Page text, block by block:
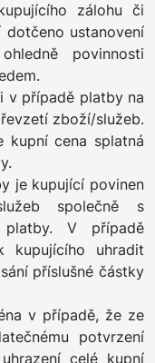
zálohu či
ustanovení
povinnosti
v případě platby na
zboží/služeb.
kupní cena splatná
je kupující povinen
společně s
platby. V případě
kupujícího uhradit
příslušné částky
v případě, že ze
potvrzení
celé kupní